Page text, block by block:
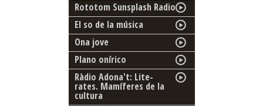
Rototom Sunsplash Radio
El so de la música
Ona jove
Plano onírico
Ràdio Adona't: Lite-
rates. Mamíferes de la
cultura